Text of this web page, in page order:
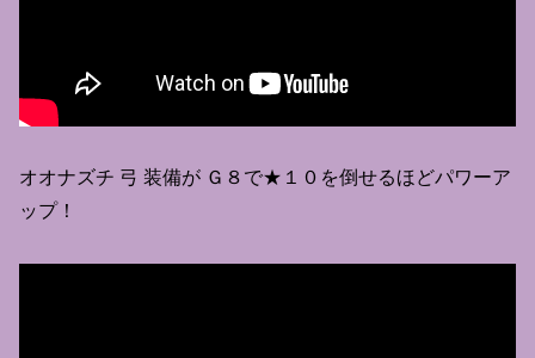
オオナズチ 弓 装備が Ｇ８で★１０を倒せるほどパワーア
ップ！